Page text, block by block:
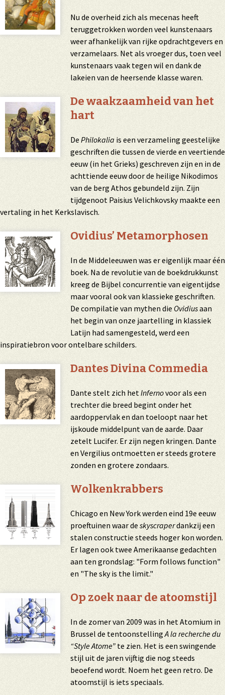
Nu de overheid zich als mecenas heeft
teruggetrokken worden veel kunstenaars
weer afhankelijk van rijke opdrachtgevers en
verzamelaars. Net als vroeger dus, toen veel
kunstenaars vaak tegen wil en dank de
lakeien van de heersende klasse waren.
De waakzaamheid van het
hart
De Philokalia is een verzameling geestelijke
geschriften die tussen de vierde en veertiende
eeuw (in het Grieks) geschreven zijn en in de
achttiende eeuw door de heilige Nikodimos
van de berg Athos gebundeld zijn. Zijn
tijdgenoot Paisius Velichkovsky maakte een
vertaling in het Kerkslavisch.
Ovidius’ Metamorphosen
In de Middeleeuwen was er eigenlijk maar één
boek. Na de revolutie van de boekdrukkunst
kreeg de Bijbel concurrentie van eigentijdse
maar vooral ook van klassieke geschriften.
De compilatie van mythen die Ovidiusaan
het begin van onze jaartelling in klassiek
Latijn had samengesteld, werd een
inspiratiebron voor ontelbare schilders.
Dantes Divina Commedia
Dante stelt zich het Infernovoor als een
trechter die breed begint onder het
aardoppervlak en dan toeloopt naar het
ijskoude middelpunt van de aarde. Daar
zetelt Lucifer. Er zijn negen kringen. Dante
en Vergilius ontmoetten er steeds grotere
zonden en grotere zondaars.
Wolkenkrabbers
Chicago en New York werden eind 19e eeuw
proeftuinen waar de skyscraperdankzij een
stalen constructie steeds hoger kon worden.
Er lagen ook twee Amerikaanse gedachten
aan ten grondslag: "Form follows function"
en "The sky is the limit."
Op zoek naar de atoomstijl
In de zomer van 2009 was in het Atomium in
Brussel de tentoonstellingA la recherche du
“Style Atome” te zien. Het is een swingende
stijl uit de jaren vijftig die nog steeds
beoefend wordt. Noem het geen retro. De
atoomstijl is iets speciaals.